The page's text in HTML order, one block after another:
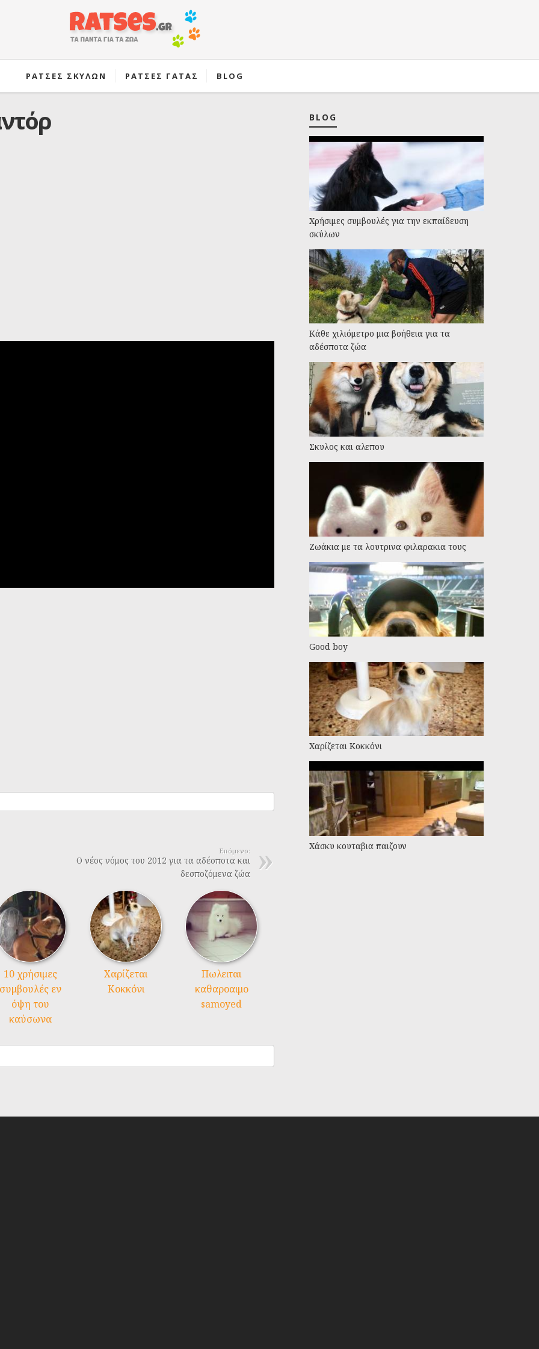
ΡΑΤΣΕΣ ΣΚΥΛΩΝ ΡΑΤΣΕΣ ΓΑΤΑΣ BLOG
Επόμενο:
Ο νέος νόμος του 2012 για τα αδέσποτα και
δεσποζόμενα ζώα
10 χρήσιμες
συμβουλές εν
όψη του
καύσωνα
Χαρίζεται
Κοκκόνι
Πωλειται
καθαροαιμο
samoyed
BLOG
Χρήσιμες συμβουλές για την εκπαίδευση
σκύλων
Kάθε χιλιόμετρο μια βοήθεια για τα
αδέσποτα ζώα
Σκυλος και αλεπου
Ζωάκια με τα λουτρινα φιλαρακια τους
Good boy
Χαρίζεται Κοκκόνι
Χάσκυ κουταβια παιζουν